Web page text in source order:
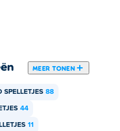
MEER TONEN
SPELLETJES 88
44
11